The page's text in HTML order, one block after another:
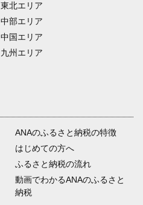
東北エリア
中部エリア
中国エリア
九州エリア
ANAのふるさと納税の特徴
はじめての方へ
ふるさと納税の流れ
動画でわかるANAのふるさと
納税